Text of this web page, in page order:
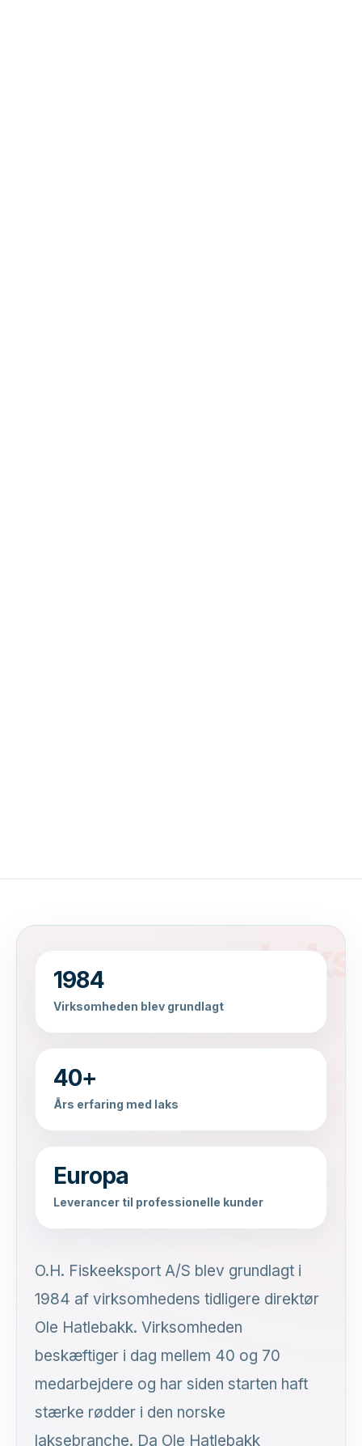
1984
Virksomheden blev grundlagt
40+
Års erfaring med laks
Europa
Leverancer til professionelle kunder
O.H. Fiskeeksport A/S blev grundlagt i
1984 af virksomhedens tidligere direktør
Ole Hatlebakk. Virksomheden
beskæftiger i dag mellem 40 og 70
medarbejdere og har siden starten haft
stærke rødder i den norske
laksebranche. Da Ole Hatlebakk